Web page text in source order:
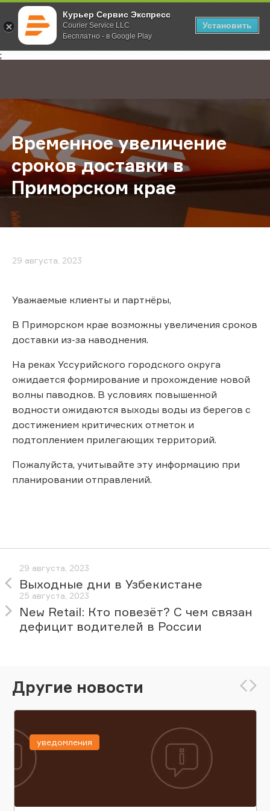
Курьер Сервис Экспресс
Courier Service LLC
Бесплатно - в Google Play
Установить
;
Главная О компании Новости Временное увеличение сроков
Временное увеличение
сроков доставки в
Приморском крае
29 августа, 2023
Уважаемые клиенты и партнёры,
В Приморском крае возможны увеличения сроков
доставки из-за наводнения.
На реках Уссурийского городского округа
ожидается формирование и прохождение новой
волны паводков. В условиях повышенной
водности ожидаются выходы воды из берегов с
достижением критических отметок и
подтоплением прилегающих территорий.
Пожалуйста, учитывайте эту информацию при
планировании отправлений.
29 августа, 2023
Выходные дни в Узбекистане
25 августа, 2023
New Retail: Кто повезёт? С чем связан
дефицит водителей в России
Другие новости
уведомления